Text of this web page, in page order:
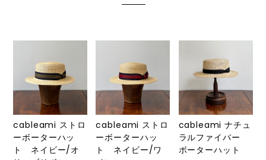
cableami ストロ
ーボーターハッ
ト ネイビー/オ
cableami ストロ
ーボーターハッ
ト ネイビー/ワ
cableami ナチュ
ラルファイバー
ボーターハット